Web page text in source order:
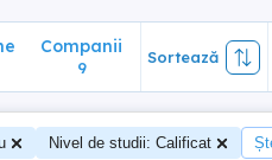
Companii
9
Sortează
Nivel de studii: Calificat